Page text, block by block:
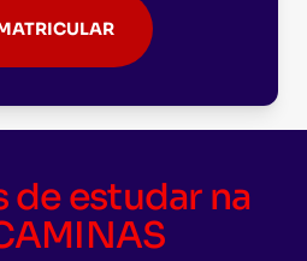
de estudar na